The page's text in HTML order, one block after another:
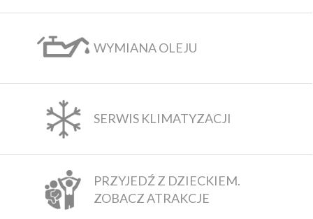
WYMIANA OLEJU
SERWIS KLIMATYZACJI
PRZYJEDŹ Z DZIECKIEM.
ZOBACZ ATRAKCJE